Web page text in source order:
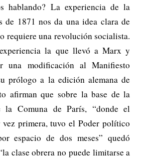
hablando? La experiencia de la
de 1871 nos da una idea clara de
requiere una revolución socialista.
la que llevó a Marx y
una modificación al Manifiesto
prólogo a la edición alemana de
afirman que sobre la base de la
Comuna de París, “donde el
primera, tuvo el Poder político
espacio de dos meses” quedó
clase obrera no puede limitarse a